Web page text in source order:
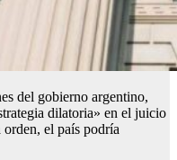
del gobierno argentino,
dilatoria» en el juicio
el país podría